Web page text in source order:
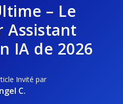
– Le
Assistant
IA de 2026
Invité par
C.